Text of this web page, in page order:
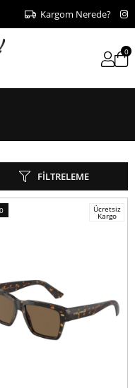
Kargom Nerede?
0
FILTRELEME
Ücretsiz
Kargo